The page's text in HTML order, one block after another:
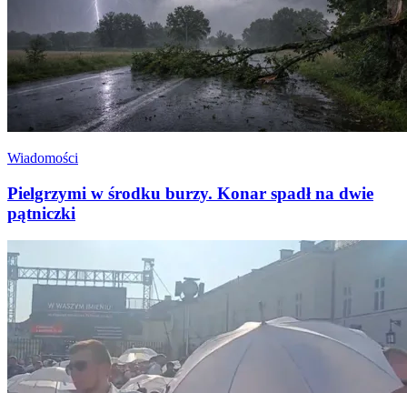
Wiadomości
Pielgrzymi w środku burzy. Konar spadł na dwie
pątniczki